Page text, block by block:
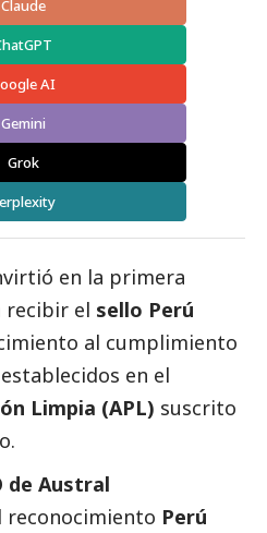
Claude
AI
Gemini
Grok
en la primera
recibir el sello Perú
al cumplimiento
en el
Limpia (APL) suscrito
de Austral
reconocimiento Perú